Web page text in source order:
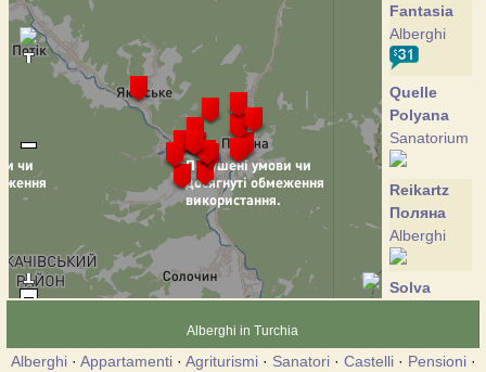
Fantasia
Alberghi
Quelle
Polyana
Sanatorium
Reikartz
Поляна
Alberghi
Solva
Discovery
Alberghi in Turchia
Alberghi· Appartamenti· Agriturismi· Sanatori· Castelli· Pensioni·